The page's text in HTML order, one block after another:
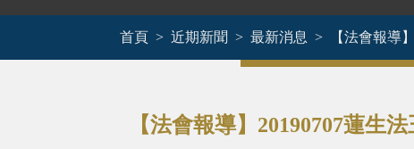
首頁 近期新聞 最新消息 【法會報導
【法會報導】20190707蓮生